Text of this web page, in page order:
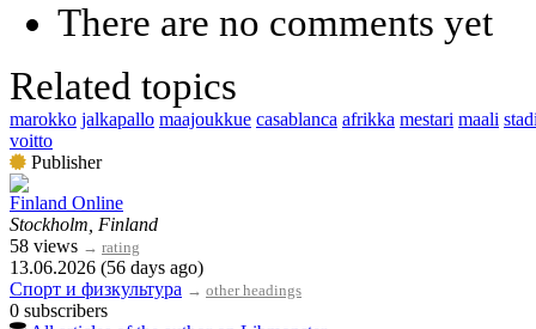
There are no comments yet
Related topics
marokko jalkapallo maajoukkue casablanca afrikka mestari maali
voitto
Publisher
Finland Online
Stockholm, Finland
58 views → rating
13.06.2026 (56 days ago)
Спорт и физкультура → other headings
0 subscribers